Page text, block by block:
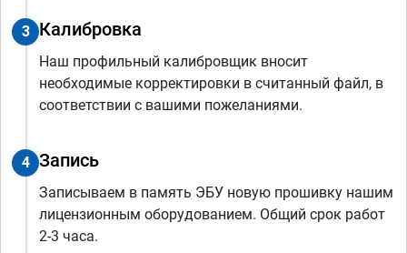
3 Калибровка
Наш профильный калибровщик вносит
необходимые корректировки в считанный файл, в
соответствии с вашими пожеланиями.
4 Запись
Записываем в память ЭБУ новую прошивку нашим
лицензионным оборудованием. Общий срок работ
2-3 часа.